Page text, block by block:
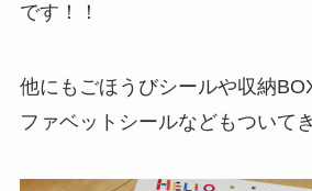
です！！
他にもごほうびシールや収納
ファベットシールなどもついて